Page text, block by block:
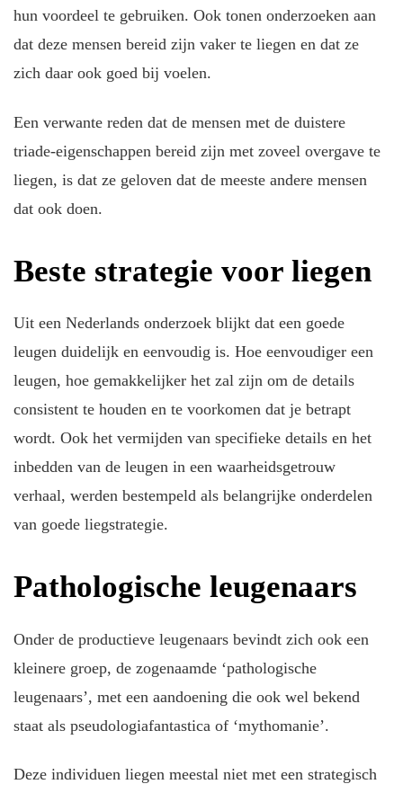
hun voordeel te gebruiken. Ook tonen onderzoeken aan
dat deze mensen bereid zijn vaker te liegen en dat ze
zich daar ook goed bij voelen.
Een verwante reden dat de mensen met de duistere
triade-eigenschappen bereid zijn met zoveel overgave te
liegen, is dat ze geloven dat de meeste andere mensen
dat ook doen.
Beste strategie voor liegen
Uit een Nederlands onderzoek blijkt dat een goede
leugen duidelijk en eenvoudig is. Hoe eenvoudiger een
leugen, hoe gemakkelijker het zal zijn om de details
consistent te houden en te voorkomen dat je betrapt
wordt. Ook het vermijden van specifieke details en het
inbedden van de leugen in een waarheidsgetrouw
verhaal, werden bestempeld als belangrijke onderdelen
van goede liegstrategie.
Pathologische leugenaars
Onder de productieve leugenaars bevindt zich ook een
kleinere groep, de zogenaamde ‘pathologische
leugenaars’, met een aandoening die ook wel bekend
staat als pseudologiafantastica of ‘mythomanie’.
Deze individuen liegen meestal niet met een strategisch